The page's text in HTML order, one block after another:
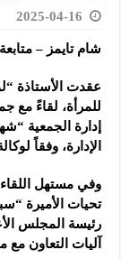
2025-04-16
شام تايمز – متابعة
عقدت الأستاذة
للمرأة، لقاءً مع
إدارة الجمعية
الإدارة، وفقاً
وفي مستهل
تحيات الأميرة
رئيسة المجلس
آليات التعاون